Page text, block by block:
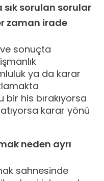
sık sorulan sorular
zaman irade
ve sonuçta
ya da karar
his bırakıyorsa
karar yönü
neden ayrı
sahnesinde